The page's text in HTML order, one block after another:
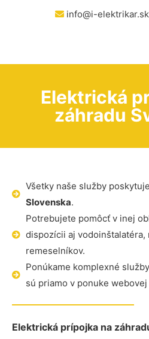
info@i-elektrikar.sk
Elektrická
záhradu
Všetky naše služby
Slovenska.
Potrebujete pomôcť v inej
dispozícii aj vodoinštalatéra,
remeselníkov.
Ponúkame komplexné
sú priamo v ponuke webovej
Elektrická prípojka na